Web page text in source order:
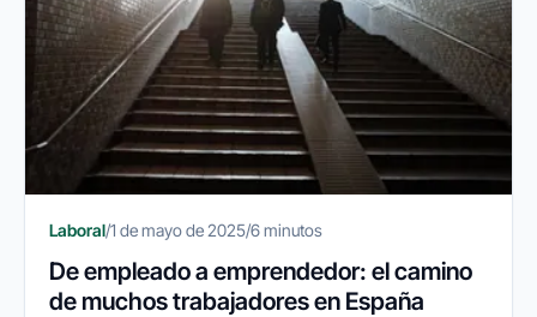
Laboral/1 de mayo de 2025/6 minutos
De empleado a emprendedor: el camino
de muchos trabajadores en España